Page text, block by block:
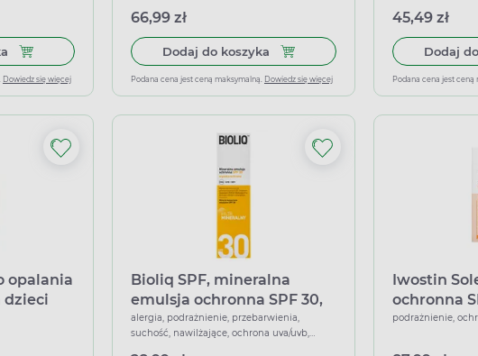
Dodaj do koszyka Bioderma Photoderm Pediatrics Mineral, Fluid
Dowiedz się więcej
66,99 zł
Dodaj do koszyka Dodaj do koszyka Bioderma
Podana cena jest ceną maksymalną. Dowiedz się więcej
45,49 zł
Dodaj
Podana cena jest ceną
opalania
dzieci
Bioliq SPF, mineralna
emulsja ochronna SPF 30,
30 ml
alergia, podrażnienie, przebarwienia,
suchość, nawilżające, ochrona uva/uvb,
Iwostin
ochronna
podrażnienie,